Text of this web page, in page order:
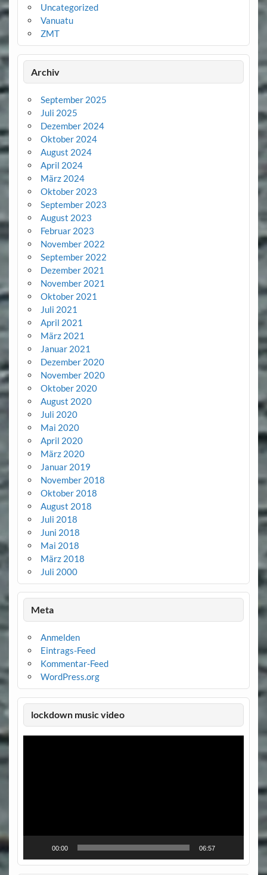
Uncategorized
Vanuatu
ZMT
Archiv
September 2025
Juli 2025
Dezember 2024
Oktober 2024
August 2024
April 2024
März 2024
Oktober 2023
September 2023
August 2023
Februar 2023
November 2022
September 2022
Dezember 2021
November 2021
Oktober 2021
Juli 2021
April 2021
März 2021
Januar 2021
Dezember 2020
November 2020
Oktober 2020
August 2020
Juli 2020
Mai 2020
April 2020
März 2020
Januar 2019
November 2018
Oktober 2018
August 2018
Juli 2018
Juni 2018
Mai 2018
März 2018
Juli 2000
Meta
Anmelden
Eintrags-Feed
Kommentar-Feed
WordPress.org
lockdown music video
Video-
00:00 06:57